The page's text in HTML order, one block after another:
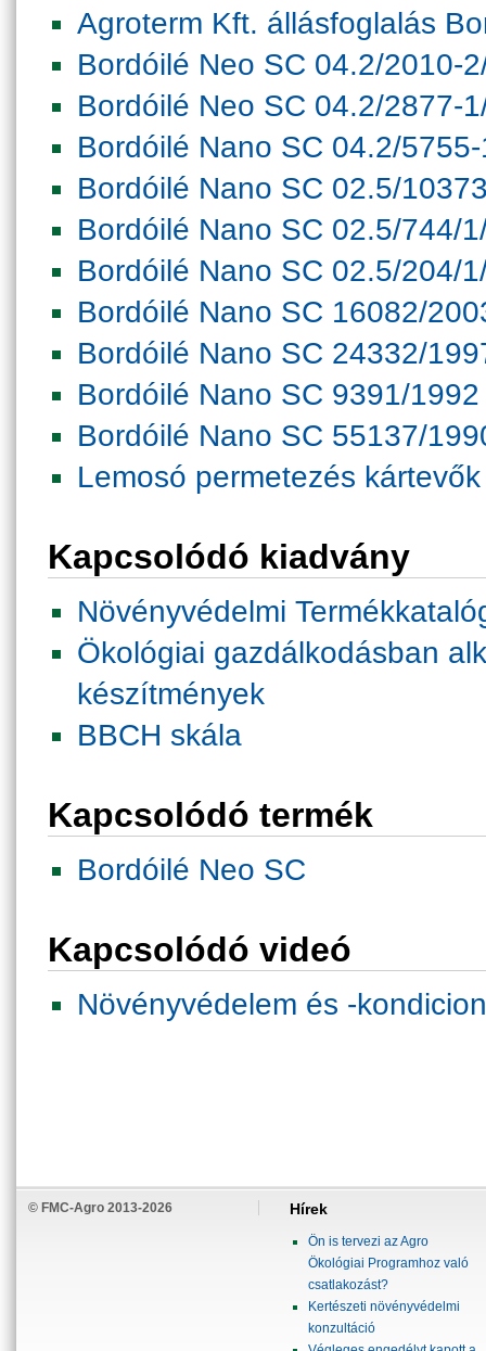
Agroterm Kft. állásfoglalás
Bordóilé Neo SC 04.2/2010-
Bordóilé Neo SC 04.2/2877-
Bordóilé Nano SC 04.2/
Bordóilé Nano SC 02.5/
Bordóilé Nano SC 02.5/744/
Bordóilé Nano SC 02.5/204/
Bordóilé Nano SC 16082/
Bordóilé Nano SC 24332/
Bordóilé Nano SC 9391/1992
Bordóilé Nano SC 55137/
Lemosó permetezés
Kapcsolódó kiadvány
Növényvédelmi
Ökológiai gazdálkodásban
készítmények
BBCH skála
Kapcsolódó termék
Bordóilé Neo SC
Kapcsolódó videó
Növényvédelem és -
© FMC-Agro 2013-2026 Hírek
Ön is tervezi az Agro
Ökológiai Programhoz való
csatlakozást?
Kertészeti növényvédelmi
konzultáció